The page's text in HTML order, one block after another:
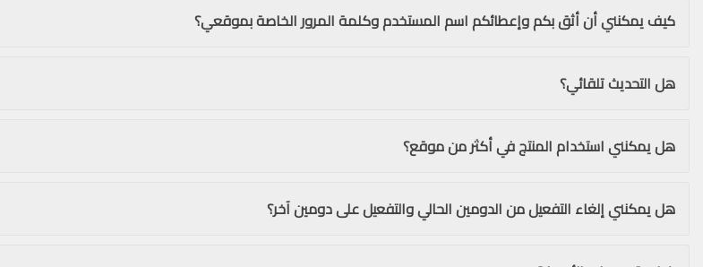
كيف يمكنني أن أثق بكم وإعطائكم اسم المستخدم وكلمة المرور الخاصة بموقعي؟
هل التحديث تلقائي؟
هل يمكنني استخدام المنتج في أكثر من موقع؟
هل يمكنني إلغاء التفعيل من الدومين الحالي والتفعيل على دومين آخر؟